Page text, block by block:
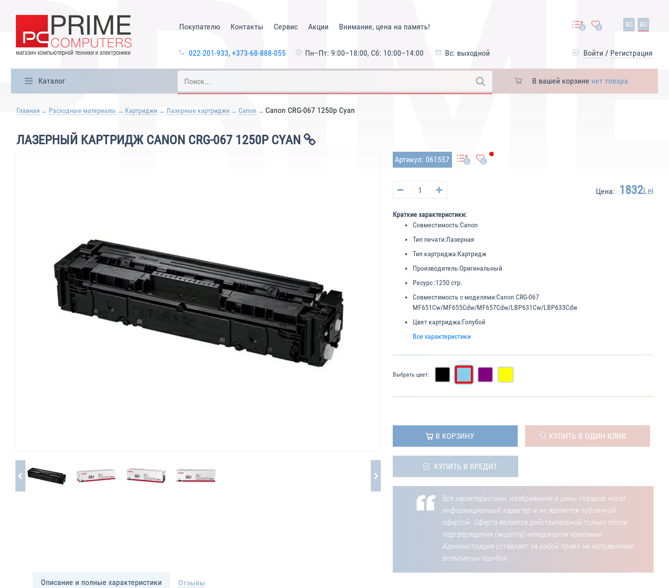
Покупателю Контакты Сервис Акции Внимание, цена на память!
022-201-933, +373-68-888-055 Пн–Пт: 9:00–18:00, Сб: 10:00–14:00 Вс: выходной
0 0 RO RU
Войти / Регистрация
Каталог В вашей корзине нет товара
Главная Расходные материалы Картриджи Лазерные картриджи Canon Canon CRG-067 1250p Cyan
ЛАЗЕРНЫЙ КАРТРИДЖ CANON CRG-067 1250P CYAN
Артикул: 061557 0 0
Цена: 1832Lei
Краткие характеристики:
Совместимость:Canon
Тип печати:Лазерная
Тип картриджа:Картридж
Производитель:Оригинальный
Ресурс :1250 стр.
Совместимость с моделями:Canon CRG-067
MF651Cw/MF655Cdw/MF657Cdw/LBP631Cw/LBP633Cdw
Цвет картриджа:Голубой
Все характеристики
Выбрать цвет:
В КОРЗИНУ КУПИТЬ В ОДИН КЛИК
КУПИТЬ В КРЕДИТ
Все характеристики, изображения и цены товаров носят
информационный характер и не являются публичной
офертой. Оферта является действительной только после
подтверждения (акцепта) менеджером компании.
Администрация оставляет за собой право на исправление
возможных ошибок.
Описание и полные характеристики Отзывы